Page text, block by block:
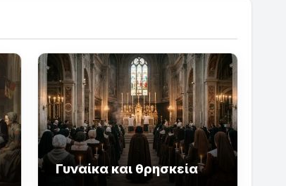
Γυναίκα και θρησκεία